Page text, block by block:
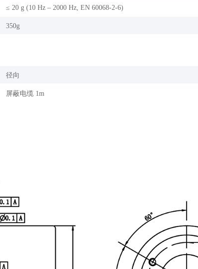
≤ 20 g (10 Hz – 2000 Hz, EN 60068-2-6)
350g
径向
屏蔽电缆 1m